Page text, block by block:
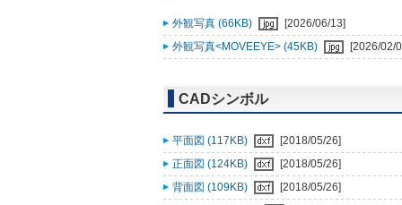
外観写真 (66KB)
[2026/06/13]
外観写真<MOVEEYE> (45KB)
[2026/02/
CADシンボル
平面図 (117KB)
[2018/05/26]
正面図 (124KB)
[2018/05/26]
背面図 (109KB)
[2018/05/26]